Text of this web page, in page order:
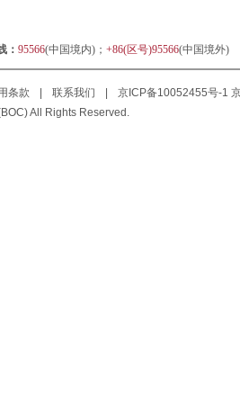
： 95566(中国境内)； +86(区号)95566(中国境外)
条款 联系我们 京ICP备10052455号-1
All Rights Reserved.